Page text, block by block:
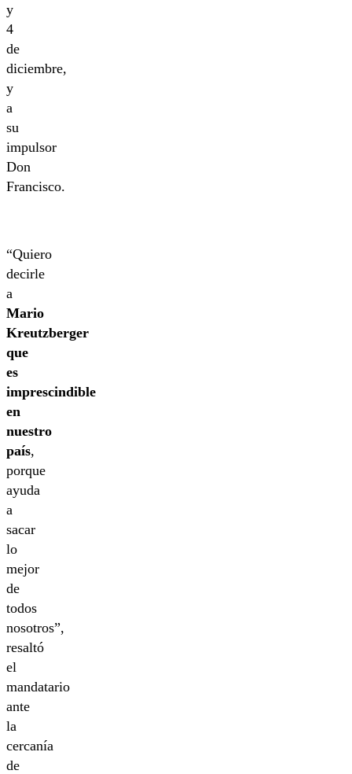
y
4
de
diciembre,
y
a
su
impulsor
Don
Francisco.
“Quiero
decirle
a
Mario
Kreutzberger
que
es
imprescindible
en
nuestro
país,
porque
ayuda
a
sacar
lo
mejor
de
todos
nosotros”,
resaltó
el
mandatario
ante
la
cercanía
de